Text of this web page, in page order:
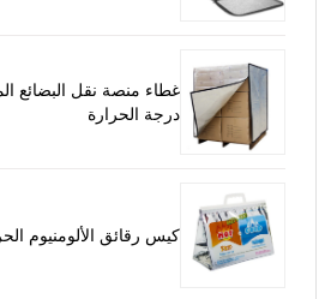
غطاء منصة نقل البضائع
درجة الحرارة
كيس رقائق الألومنيوم